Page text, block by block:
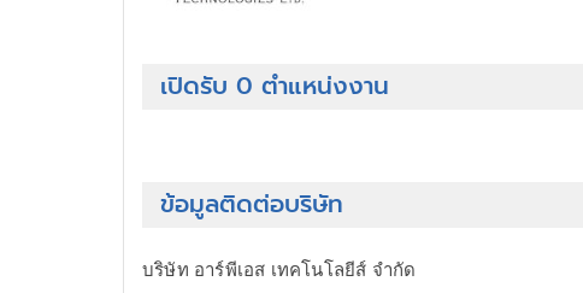
เปิดรับ 0 ตำแหน่งงาน
ข้อมูลติดต่อบริษัท
บริษัท อาร์พีเอส เทคโนโลยีส์ จำกัด